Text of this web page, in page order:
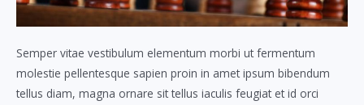
Semper vitae vestibulum elementum morbi ut fermentum
molestie pellentesque sapien proin in amet ipsum bibendum
tellus diam, magna ornare sit tellus iaculis feugiat et id orci